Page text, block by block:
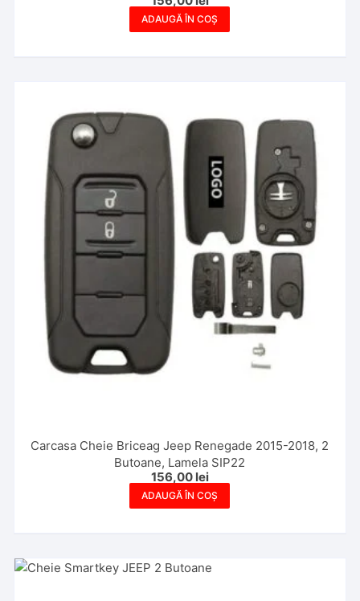
ADAUGĂ ÎN COȘ
Carcasa Cheie Briceag Jeep Renegade 2015-2018, 2
Butoane, Lamela SIP22
156,00 lei
ADAUGĂ ÎN COȘ